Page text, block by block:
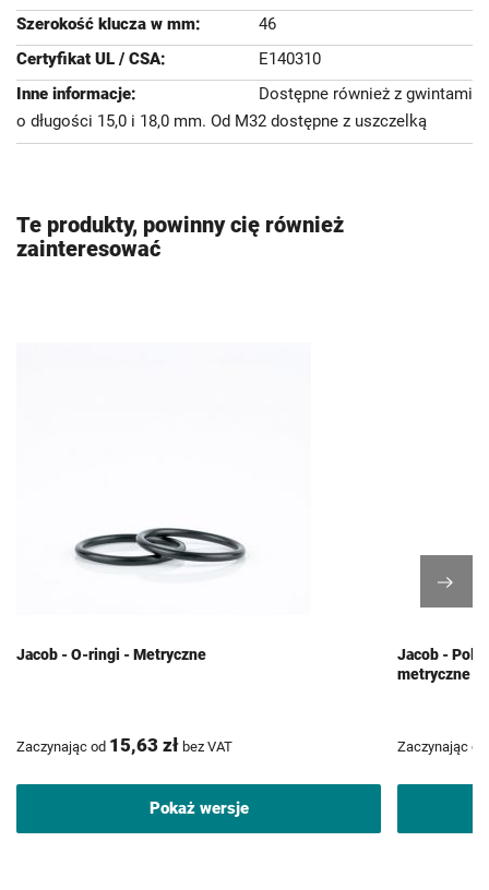
46
E140310
Dostępne również z gwintami
o długości 15,0 i 18,0 mm. Od M32 dostępne z uszczelką
Te produkty, powinny cię również
zainteresować
Jacob - O-ringi - Metryczne
Zaczynając od 15,63 zł bez VAT
Pokaż wersje
Jacob -
metryczne
Zaczynając od